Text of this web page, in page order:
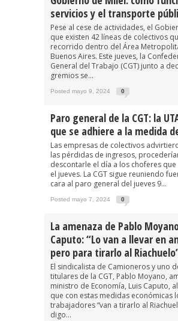
servicios y el transporte
Pese al cese de actividades, el
que existen 42 líneas de colectivos
recorrido dentro del Área
Buenos Aires. Este jueves, la
General del Trabajo (CGT) junto a
gremios se...
Posted mayo 9, 2024 0
Paro general de la CGT: la
que se adhiere a la medida
Las empresas de colectivos
las pérdidas de ingresos,
descontarle el día a los choferes
el jueves. La CGT sigue reuniendo
cara al paro general del jueves 9...
Posted mayo 7, 2024 0
La amenaza de Pablo
Caputo: “Lo van a llevar en
pero para tirarlo al
El sindicalista de Camioneros y uno
titulares de la CGT, Pablo Moyano,
ministro de Economía, Luis Caputo,
que con estas medidas económicas
trabajadores “van a tirarlo al
digo...